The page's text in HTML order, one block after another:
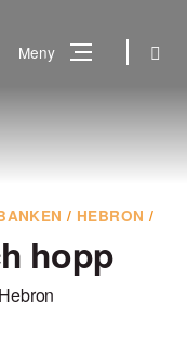
Meny Sök
/ HEBRON /
hopp
Hebron